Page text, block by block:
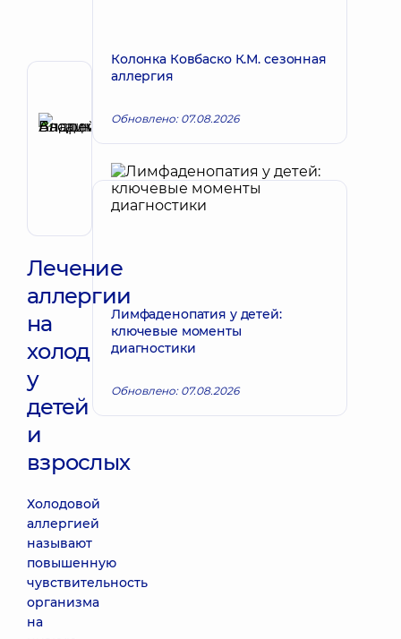
Басацкий
Андрей
Владимирович
Хирург
эндоваскулярный
Запись к врачу
Лечение
аллергии
на
холод
у
детей
и
взрослых
Холодовой
аллергией
называют
повышенную
чувствительность
организма
на
Колонка Ковбаско К.М. сезонная
аллергия
Обновлено: 07.08.2026
Лимфаденопатия у детей:
ключевые моменты
диагностики
Обновлено: 07.08.2026